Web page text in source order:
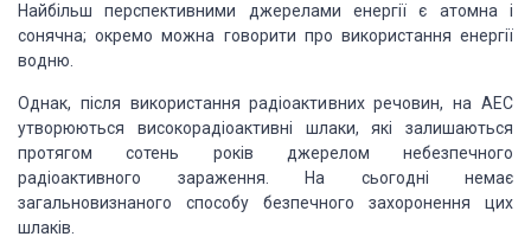
Найбільш перспективними джерелами енергії є атомна і
сонячна; окремо можна говорити про використання енергії
водню.
Однак, після використання радіоактивних речовин, на АЕС
утворюються високорадіоактивні шлаки, які залишаються
протягом сотень років джерелом небезпечного
радіоактивного зараження. На сьогодні немає
загальновизнаного способу безпечного захоронення цих
шлаків.